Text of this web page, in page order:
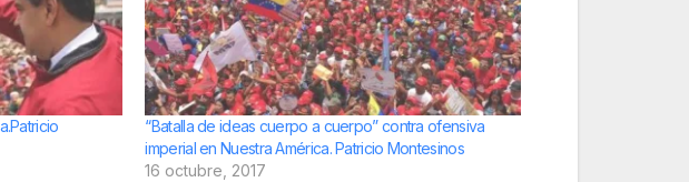
“Batalla de ideas cuerpo a cuerpo” contra ofensiva
imperial en Nuestra América. Patricio Montesinos
16 octubre, 2017